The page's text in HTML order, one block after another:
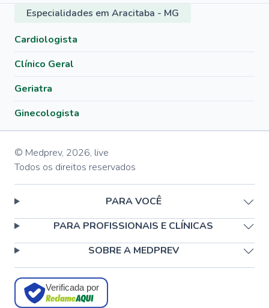
Especialidades em Aracitaba - MG
Cardiologista
Clínico Geral
Geriatra
Ginecologista
© Medprev, 2026, live
Todos os direitos reservados
PARA VOCÊ
PARA PROFISSIONAIS E CLÍNICAS
SOBRE A MEDPREV
Verificada por